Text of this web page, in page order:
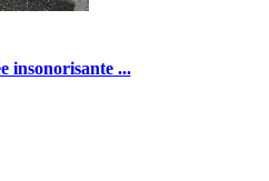
insonorisante ...